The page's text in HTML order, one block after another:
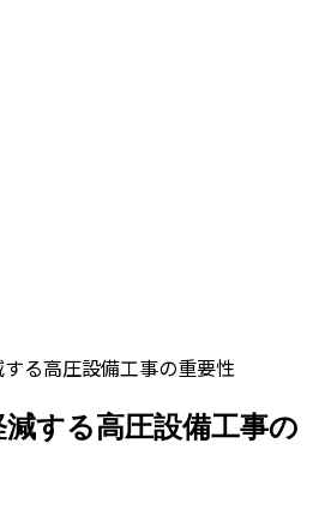
る高圧設備工事の重要性
する高圧設備工事の